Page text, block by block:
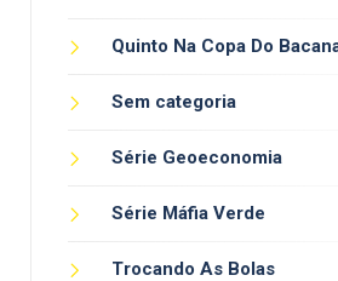
Quinto Na Copa Do
Sem categoria
Série Geoeconomia
Série Máfia Verde
Trocando As Bolas